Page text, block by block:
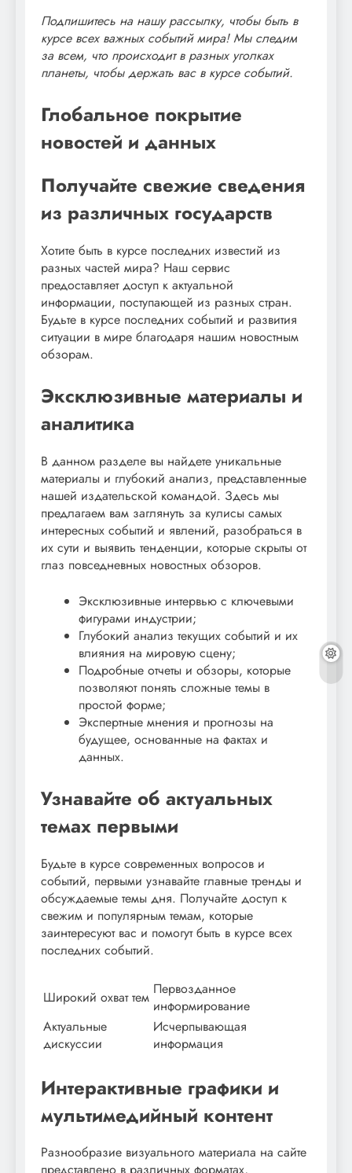
Подпишитесь на нашу рассылку, чтобы быть в
курсе всех важных событий мира! Мы следим
за всем, что происходит в разных уголках
планеты, чтобы держать вас в курсе событий.
Глобальное покрытие
новостей и данных
Получайте свежие сведения
из различных государств
Хотите быть в курсе последних известий из
разных частей мира? Наш сервис
предоставляет доступ к актуальной
информации, поступающей из разных стран.
Будьте в курсе последних событий и развития
ситуации в мире благодаря нашим новостным
обзорам.
Эксклюзивные материалы и
аналитика
В данном разделе вы найдете уникальные
материалы и глубокий анализ, представленные
нашей издательской командой. Здесь мы
предлагаем вам заглянуть за кулисы самых
интересных событий и явлений, разобраться в
их сути и выявить тенденции, которые скрыты от
глаз повседневных новостных обзоров.
Эксклюзивные интервью с ключевыми
фигурами индустрии;
Глубокий анализ текущих событий и их
влияния на мировую сцену;
Подробные отчеты и обзоры, которые
позволяют понять сложные темы в
простой форме;
Экспертные мнения и прогнозы на
будущее, основанные на фактах и
данных.
Узнавайте об актуальных
темах первыми
Будьте в курсе современных вопросов и
событий, первыми узнавайте главные тренды и
обсуждаемые темы дня. Получайте доступ к
свежим и популярным темам, которые
заинтересуют вас и помогут быть в курсе всех
последних событий.
Широкий охват тем Первозданное
информирование
Актуальные
дискуссии
Исчерпывающая
информация
Интерактивные графики и
мультимедийный контент
Разнообразие визуального материала на сайте